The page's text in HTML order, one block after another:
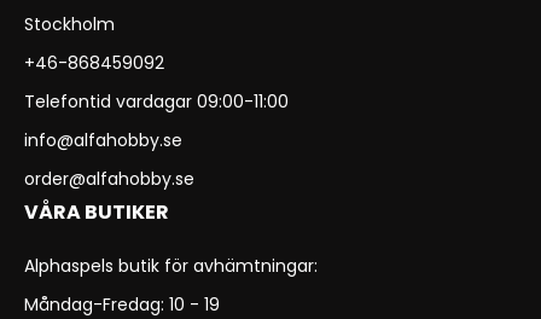
Stockholm
+46-868459092
Telefontid vardagar 09:00-11:00
info@alfahobby.se
order@alfahobby.se
VÅRA BUTIKER
Alphaspels butik för avhämtningar:
Måndag-Fredag: 10 - 19